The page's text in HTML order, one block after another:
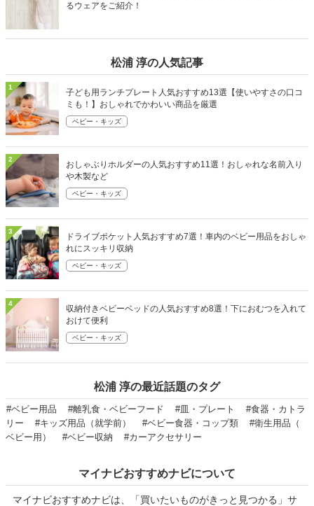
るウェアをご紹介！
松浦 淳の人気記事
1
子ども用ランチプレート人気おすすめ13選【使いやすさの口コ
ミも！】おしゃれでかわいい商品を厳選
ベビー・キッズ
2
おしゃぶりホルダーの人気おすすめ11選！おしゃれな名前入り
や木製など
ベビー・キッズ
3
ドライブポケット人気おすすめ7選！車内のベビー用品をおしゃ
れにスッキリ収納
ベビー・キッズ
4
収納付きベビーベッドの人気おすすめ8選！下におむつを入れて
おけて便利
ベビー・キッズ
松浦 淳の最近話題のタグ
#ベビー用品 #離乳食・ベビーフード #皿・プレート
#食器・カトラ
リー
#キッズ用品（就学前） #ベビー食器・コップ類
#衛生用品（
ベビー用）
#ベビー収納 #カーアクセサリー
マイナビおすすめナビについて
マイナビおすすめナビは、「買いたいものがきっと見つかる」サ